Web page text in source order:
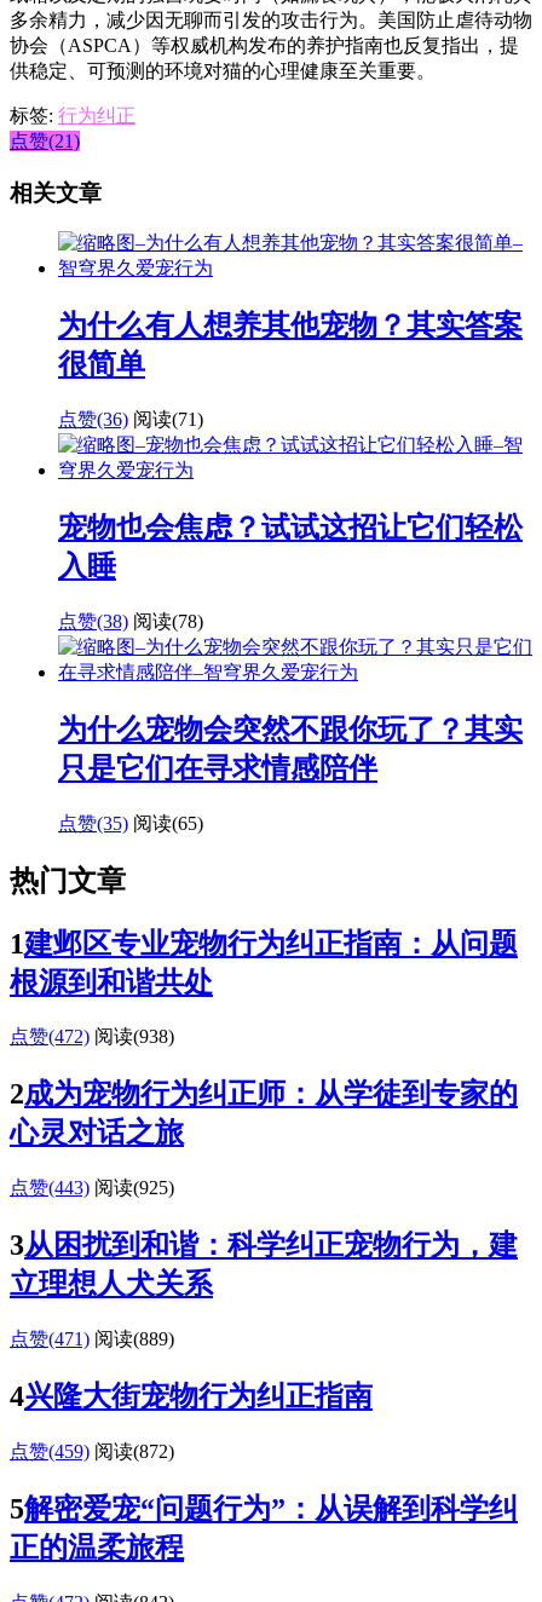
多余精力，减少因无聊而引发的攻击行为。美国防止虐待动物
协会（ASPCA）等权威机构发布的养护指南也反复指出，提
供稳定、可预测的环境对猫的心理健康至关重要。
标签: 行为纠正
点赞(21)
相关文章
为什么有人想养其他宠物？其实答案
很简单
点赞(36) 阅读(71)
宠物也会焦虑？试试这招让它们轻松
入睡
点赞(38) 阅读(78)
为什么宠物会突然不跟你玩了？其实
只是它们在寻求情感陪伴
点赞(35) 阅读(65)
热门文章
1建邺区专业宠物行为纠正指南：从问题
根源到和谐共处
点赞(472) 阅读(938)
2成为宠物行为纠正师：从学徒到专家的
心灵对话之旅
点赞(443) 阅读(925)
3从困扰到和谐：科学纠正宠物行为，建
立理想人犬关系
点赞(471) 阅读(889)
4兴隆大街宠物行为纠正指南
点赞(459) 阅读(872)
5解密爱宠“问题行为”：从误解到科学纠
正的温柔旅程